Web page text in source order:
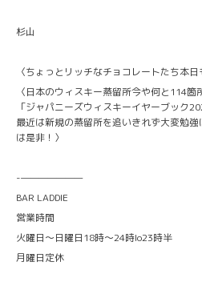
杉山
〈ちょっとリッチなチョコレートたち本
〈日本のウィスキー蒸留所今や何と114
「ジャパニーズウィスキーイヤーブック
最近は新規の蒸留所を追いきれず大変勉
は是非！〉
-———————
BAR LADDIE
営業時間
火曜日〜日曜日18時〜24時lo23時半
月曜日定休